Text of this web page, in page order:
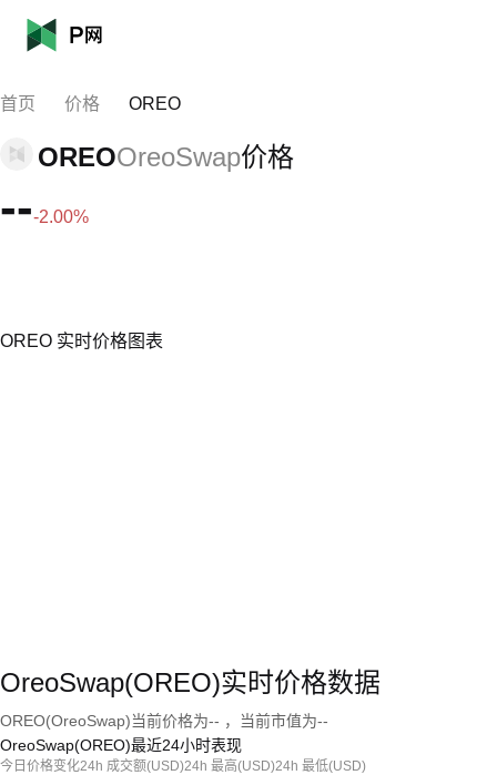
首页 价格 OREO
OREOOreoSwap价格
---2.00%
OREO 实时价格图表
OreoSwap(OREO)实时价格数据
OREO(OreoSwap)当前价格为-- ，当前市值为--
OreoSwap(OREO)最近24小时表现
今日价格变化24h 成交额(USD)24h 最高(USD)24h 最低(USD)